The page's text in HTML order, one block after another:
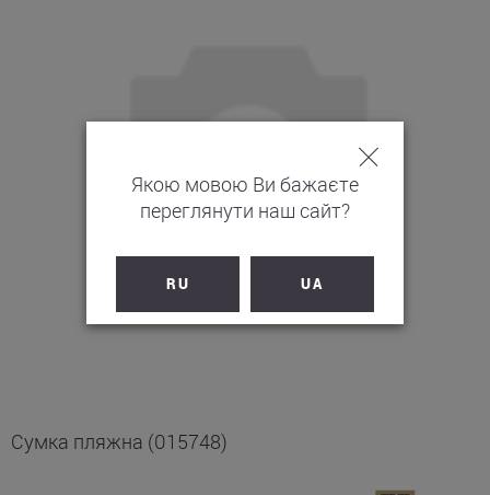
Сумка пляжна (015748)
Якою мовою Ви бажаєте
переглянути наш сайт?
RU UA